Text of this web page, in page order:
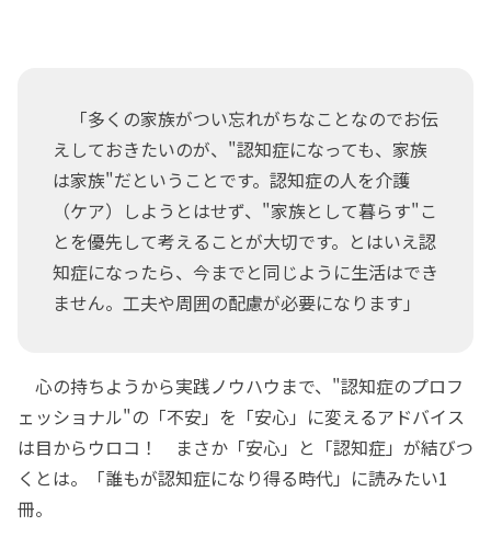
「多くの家族がつい忘れがちなことなのでお伝
えしておきたいのが、"認知症になっても、家族
は家族"だということです。認知症の人を介護
（ケア）しようとはせず、"家族として暮らす"こ
とを優先して考えることが大切です。とはいえ認
知症になったら、今までと同じように生活はでき
ません。工夫や周囲の配慮が必要になります」
心の持ちようから実践ノウハウまで、"認知症のプロフ
ェッショナル"の「不安」を「安心」に変えるアドバイス
は目からウロコ！ まさか「安心」と「認知症」が結びつ
くとは。「誰もが認知症になり得る時代」に読みたい1
冊。